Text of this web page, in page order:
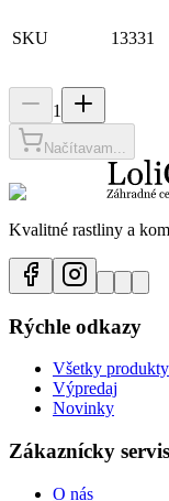
SKU 13331
1
Načítavam...
Kvalitné rastliny a
Rýchle odkazy
Všetky produkty
Výpredaj
Novinky
Zákaznícky servis
O nás